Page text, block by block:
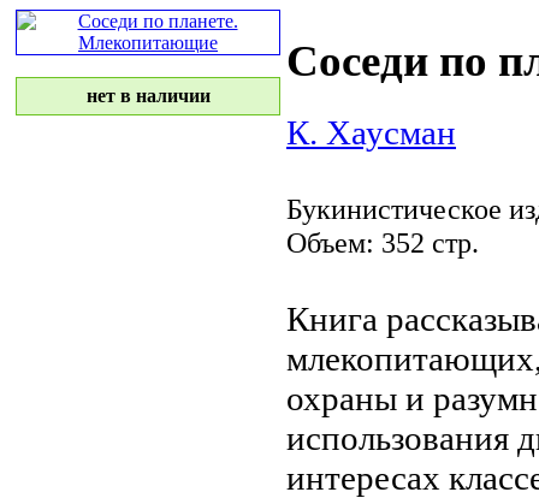
нет в наличии
Соседи по
К. Хаусман
Букинистическое
Объем: 352 стр.
Книга
охраны и
использования
интересах